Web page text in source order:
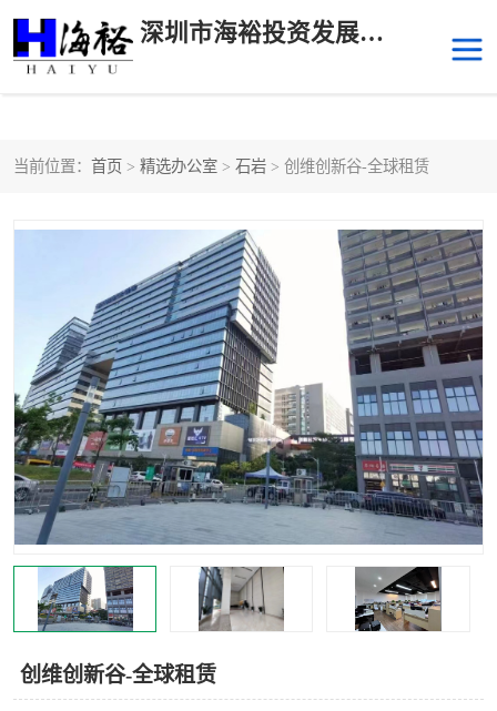
深圳市海裕投资发展有限公司
当前位置： 首页 > 精选办公室 > 石岩 > 创维创新谷-全球租赁
创维创新谷-全球租赁
南山华侨城
深圳湾科技生态园
福田中心区写字楼租赁 宝安中心区
深圳宝安 福田车公庙
罗湖水贝 南山南油
龙华 罗湖区
宝安区 西乡
兴东 石岩
福田华强北